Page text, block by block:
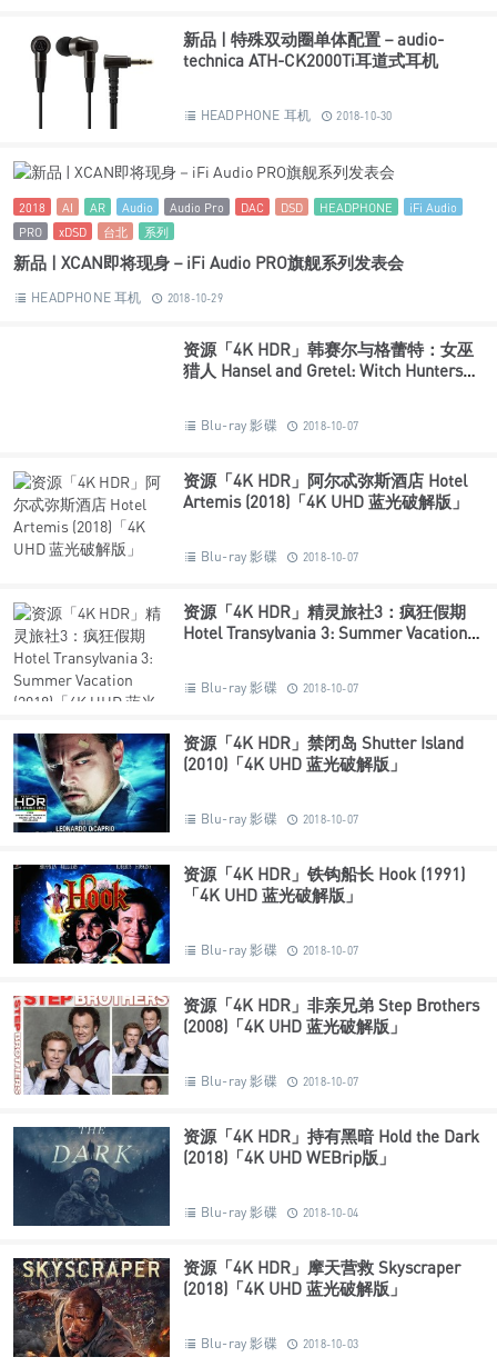
新品 | 特殊双动圈单体配置－audio-
technica ATH-CK2000Ti耳道式耳机
HEADPHONE 耳机 2018-10-30
2018 AI AR Audio Audio Pro DAC DSD HEADPHONE
iFi Audio
PRO
xDSD 台北 系列
新品 | XCAN即将现身－iFi Audio PRO旗舰系列发表会
HEADPHONE 耳机 2018-10-29
资源「4K HDR」韩赛尔与格蕾特：女巫
猎人 Hansel and Gretel: Witch Hunters
Blu-ray 影碟 2018-10-07
资源「4K HDR」阿尔忒弥斯酒店 Hotel
Artemis (2018)「4K UHD 蓝光破解版」
Blu-ray 影碟 2018-10-07
资源「4K HDR」精灵旅社3：疯狂假期
Hotel Transylvania 3: Summer Vacation
Blu-ray 影碟 2018-10-07
资源「4K HDR」禁闭岛 Shutter Island
(2010)「4K UHD 蓝光破解版」
Blu-ray 影碟 2018-10-07
资源「4K HDR」铁钩船长 Hook (1991)
「4K UHD 蓝光破解版」
Blu-ray 影碟 2018-10-07
资源「4K HDR」非亲兄弟 Step Brothers
(2008)「4K UHD 蓝光破解版」
Blu-ray 影碟 2018-10-07
资源「4K HDR」持有黑暗 Hold the Dark
(2018)「4K UHD WEBrip版」
Blu-ray 影碟 2018-10-04
资源「4K HDR」摩天营救 Skyscraper
(2018)「4K UHD 蓝光破解版」
Blu-ray 影碟 2018-10-03